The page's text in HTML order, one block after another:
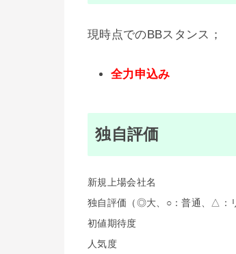
現時点でのBBスタンス；
全力申込み
独自評価
新規上場会社名
独自評価（◎大、○：普通、△：
初値期待度
人気度